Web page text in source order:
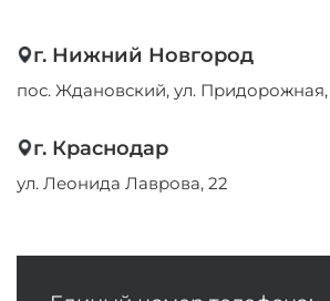
г. Нижний Новгород
пос. Ждановский, ул. Придорожная,
г. Краснодар
ул. Леонида Лаврова, 22